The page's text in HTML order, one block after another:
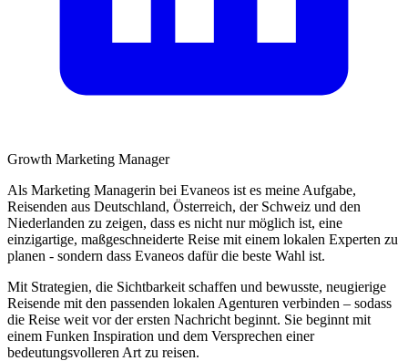
Growth Marketing Manager
Als Marketing Managerin bei Evaneos ist es meine Aufgabe,
Reisenden aus Deutschland, Österreich, der Schweiz und den
Niederlanden zu zeigen, dass es nicht nur möglich ist, eine
einzigartige, maßgeschneiderte Reise mit einem lokalen Experten zu
planen - sondern dass Evaneos dafür die beste Wahl ist.
Mit Strategien, die Sichtbarkeit schaffen und bewusste, neugierige
Reisende mit den passenden lokalen Agenturen verbinden – sodass
die Reise weit vor der ersten Nachricht beginnt. Sie beginnt mit
einem Funken Inspiration und dem Versprechen einer
bedeutungsvolleren Art zu reisen.